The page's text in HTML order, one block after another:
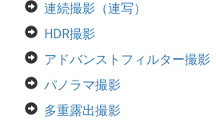
連続撮影（連写）
HDR撮影
アドバンストフィルター撮影
パノラマ撮影
多重露出撮影